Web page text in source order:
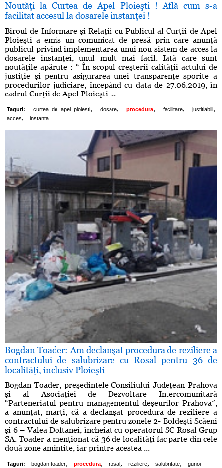
Noutăţi la Curtea de Apel Ploieşti ! Află cum s-a
facilitat accesul la dosarele instanţei !
Biroul de Informare şi Relaţii cu Publicul al Curţii de Apel
Ploieşti a emis un comunicat de presă prin care anunţă
publicul privind implementarea unui nou sistem de acces la
dosarele instanţei, unul mult mai facil. Iată care sunt
noutăţile apărute : “ În scopul creşterii calităţii actului de
justiţie şi pentru asigurarea unei transparenţe sporite a
procedurilor judiciare, începând cu data de 27.06.2019, în
cadrul Curţii de Apel Ploieşti ...
Taguri: curtea de apel ploiesti, dosare, procedura, facilitare, justitiabili,
acces, instanta
Bogdan Toader: Am declanşat procedura de reziliere a
contractului de salubrizare cu Rosal pentru 36 de
localităţi, inclusiv Ploieşti
Bogdan Toader, preşedintele Consiliului Judeţean Prahova
şi al Asociaţiei de Dezvoltare Intercomunitară
“Parteneriatul pentru managementul deşeurilor Prahova”,
a anunţat, marţi, că a declanşat procedura de reziliere a
contractului de salubrizare pentru zonele 2- Boldeşti Scăeni
şi 6 – Valea Doftanei, încheiat cu operatorul SC Rosal Grup
SA. Toader a menţionat că 36 de localităţi fac parte din cele
două zone amintite, iar printre acestea ...
Taguri: bogdan toader, procedura, rosal , reziliere, salubritate, gunoi